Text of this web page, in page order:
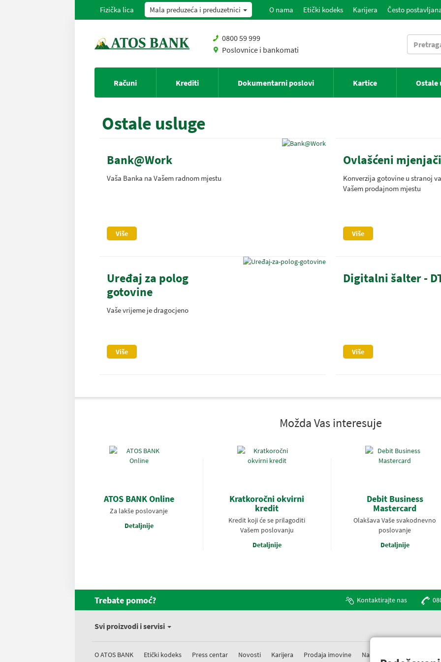
Fizička lica Mala preduzeća i preduzetnici O nama Etički kodeks Karijera Često
0800 59 999
Poslovnice i bankomati
Računi Krediti Dokumentarni poslovi Kartice Ostale
Ostale usluge
Bank@Work
Vaša Banka na Vašem radnom mjestu
Više
Ovlašćeni mjenjači
Konverzija gotovine u stranoj
Vašem prodajnom mjestu
Više
Uređaj za polog
gotovine
Vaše vrijeme je dragocjeno
Više
Digitalni šalter -
Više
Možda Vas interesuje
ATOS BANK Online
Za lakše poslovanje
Detaljnije
Kratkoročni okvirni
kredit
Kredit koji će se prilagoditi
Vašem poslovanju
Detaljnije
Debit Business
Mastercard
Olakšava Vaše svakodnevno
poslovanje
Detaljnije
Trebate pomoć? Kontaktirajte nas
Svi proizvodi i servisi
O ATOS BANK Etički kodeks Press centar Novosti Karijera Prodaja imovine Nabavke